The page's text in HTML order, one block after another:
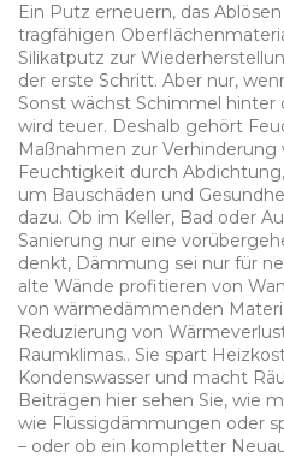
Ein Putz erneuern, das
tragfähigen
Silikatputz zur
der erste Schritt. Aber nur,
Sonst wächst Schimmel hinter
wird teuer. Deshalb gehört
Maßnahmen zur
Feuchtigkeit durch
um Bauschäden und
dazu. Ob im Keller, Bad oder
Sanierung nur eine
denkt, Dämmung sei nur für
alte Wände profitieren von
von wärmedämmenden
Reduzierung von
Raumklimas.. Sie spart
Kondenswasser und macht
Beiträgen hier sehen Sie, wie
wie Flüssigdämmungen oder
– oder ob ein kompletter